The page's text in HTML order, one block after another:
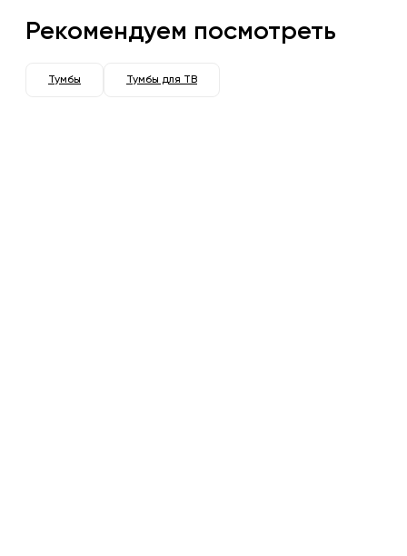
Рекомендуем посмотреть
Тумбы Тумбы для ТВ